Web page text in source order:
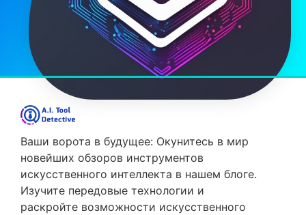
Ваши ворота в будущее: Окунитесь в мир
новейших обзоров инструментов
искусственного интеллекта в нашем блоге.
Изучите передовые технологии и
раскройте возможности искусственного